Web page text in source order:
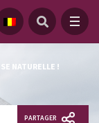
NATURELLE !
PARTAGER